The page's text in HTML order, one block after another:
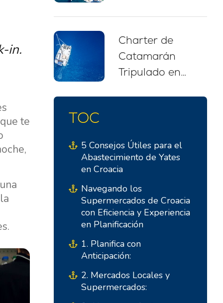
in.
te
para
principiantes
(2026)
Charter de
Catamarán
Tripulado en
TOC
5 Consejos Útiles para el
Abastecimiento de Yates
en Croacia
Navegando los
Supermercados de Croacia
con Eficiencia y Experiencia
en Planificación
1. Planifica con
Anticipación:
2. Mercados Locales y
Supermercados: